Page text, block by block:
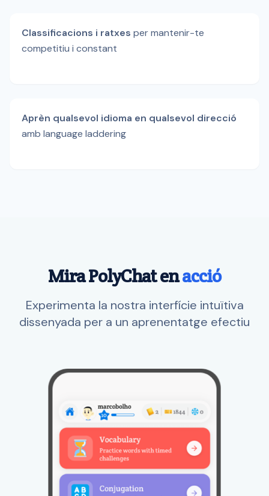
Classificacions i ratxes per mantenir-te
competitiu i constant
Aprèn qualsevol idioma en qualsevol direcció
amb language laddering
Mira PolyChat enacció
Experimenta la nostra interfície intuïtiva
dissenyada per a un aprenentatge efectiu